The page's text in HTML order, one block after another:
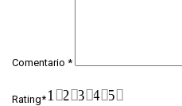
Comentario *
Rating* 5
4
3
2
1